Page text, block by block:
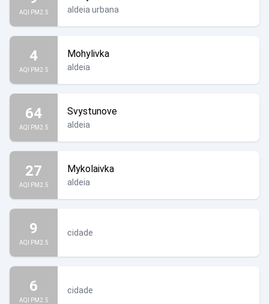
AQI PM2.5 aldeia urbana
4
AQI PM2.5
Mohylivka
aldeia
64
AQI PM2.5
Svystunove
aldeia
27
AQI PM2.5
Mykolaivka
aldeia
9
AQI PM2.5
cidade
6
AQI PM2.5
cidade